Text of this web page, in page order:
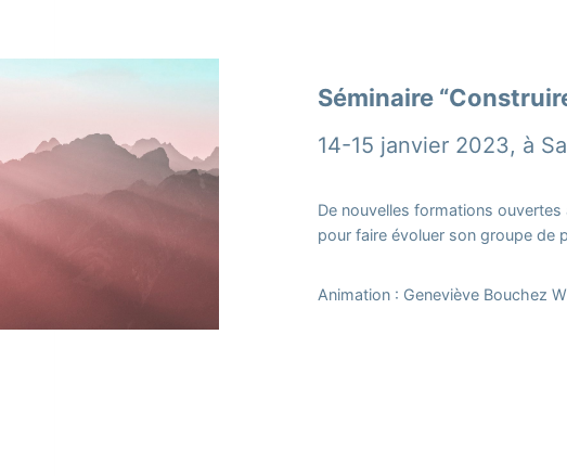
Séminaire
14-15 janvier 2023, à
De nouvelles formations
pour faire évoluer son groupe de
Animation : Geneviève Bouchez